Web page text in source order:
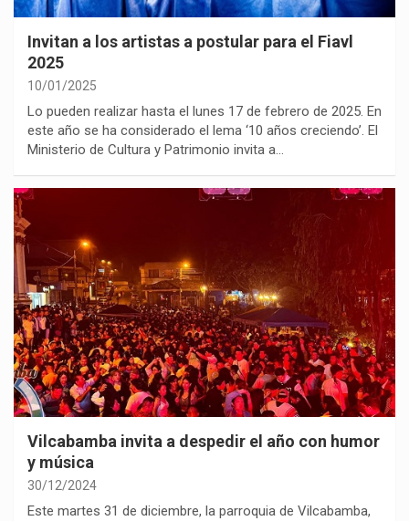
Invitan a los artistas a postular para el Fiavl
2025
10/01/2025
Lo pueden realizar hasta el lunes 17 de febrero de 2025. En
este año se ha considerado el lema ‘10 años creciendo’. El
Ministerio de Cultura y Patrimonio invita a…
Vilcabamba invita a despedir el año con humor
y música
30/12/2024
Este martes 31 de diciembre, la parroquia de Vilcabamba,